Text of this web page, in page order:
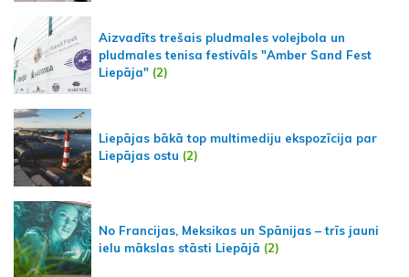
Aizvadīts trešais pludmales volejbola un
pludmales tenisa festivāls "Amber Sand Fest
Liepāja" (2)
Liepājas bākā top multimediju ekspozīcija par
Liepājas ostu (2)
No Francijas, Meksikas un Spānijas – trīs jauni
ielu mākslas stāsti Liepājā (2)